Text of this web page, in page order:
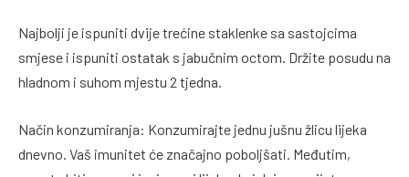
Najbolji je ispuniti dvije trećine staklenke sa sastojcima
smjese i ispuniti ostatak s jabučnim octom. Držite posudu na
hladnom i suhom mjestu 2 tjedna.
Način konzumiranja: Konzumirajte jednu jušnu žlicu lijeka
dnevno. Vaš imunitet će značajno poboljšati. Međutim,